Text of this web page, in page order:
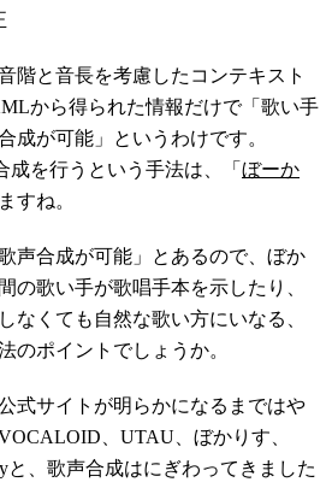
階と音長を考慮したコンテキスト
から得られた情報だけで「歌い手
成が可能」というわけです。
を行うという手法は、「 ぼーか
すね。
声合成が可能」とあるので、ぼか
の歌い手が歌唱手本を示したり、
なくても自然な歌い方にいなる、
のポイントでしょうか。
式サイトが明らかになるまではや
、UTAU、ぼかりす、
と、歌声合成はにぎわってきました